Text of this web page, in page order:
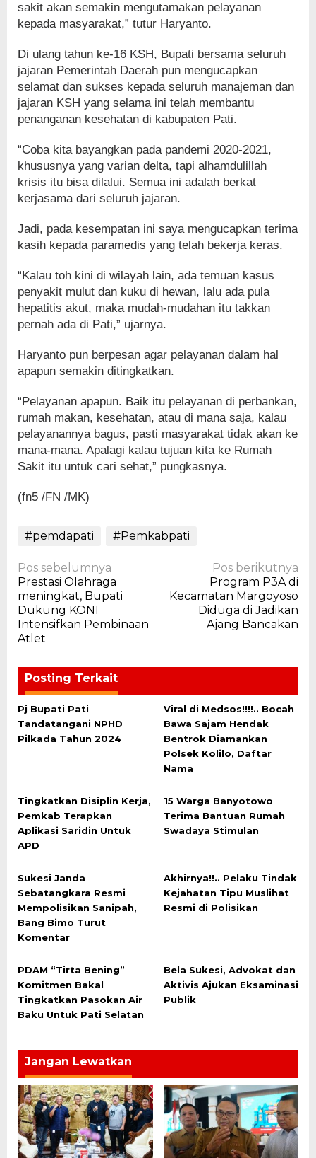
sakit akan semakin mengutamakan pelayanan
kepada masyarakat,” tutur Haryanto.
Di ulang tahun ke-16 KSH, Bupati bersama seluruh
jajaran Pemerintah Daerah pun mengucapkan
selamat dan sukses kepada seluruh manajeman dan
jajaran KSH yang selama ini telah membantu
penanganan kesehatan di kabupaten Pati.
“Coba kita bayangkan pada pandemi 2020-2021,
khususnya yang varian delta, tapi alhamdulillah
krisis itu bisa dilalui. Semua ini adalah berkat
kerjasama dari seluruh jajaran.
Jadi, pada kesempatan ini saya mengucapkan terima
kasih kepada paramedis yang telah bekerja keras.
“Kalau toh kini di wilayah lain, ada temuan kasus
penyakit mulut dan kuku di hewan, lalu ada pula
hepatitis akut, maka mudah-mudahan itu takkan
pernah ada di Pati,” ujarnya.
Haryanto pun berpesan agar pelayanan dalam hal
apapun semakin ditingkatkan.
“Pelayanan apapun. Baik itu pelayanan di perbankan,
rumah makan, kesehatan, atau di mana saja, kalau
pelayanannya bagus, pasti masyarakat tidak akan ke
mana-mana. Apalagi kalau tujuan kita ke Rumah
Sakit itu untuk cari sehat,” pungkasnya.
(fn5 /FN /MK)
#pemdapati #Pemkabpati
Navigasi
pos
Pos sebelumnya
Prestasi Olahraga
meningkat, Bupati
Dukung KONI
Intensifkan Pembinaan
Atlet
Pos berikutnya
Program P3A di
Kecamatan Margoyoso
Diduga di Jadikan
Ajang Bancakan
Posting Terkait
Pj Bupati Pati
Tandatangani NPHD
Pilkada Tahun 2024
Viral di Medsos!!!!.. Bocah
Bawa Sajam Hendak
Bentrok Diamankan
Polsek Kolilo, Daftar
Nama
Tingkatkan Disiplin Kerja,
Pemkab Terapkan
Aplikasi Saridin Untuk
APD
15 Warga Banyotowo
Terima Bantuan Rumah
Swadaya Stimulan
Sukesi Janda
Sebatangkara Resmi
Mempolisikan Sanipah,
Bang Bimo Turut
Komentar
Akhirnya!!.. Pelaku Tindak
Kejahatan Tipu Muslihat
Resmi di Polisikan
PDAM “Tirta Bening”
Komitmen Bakal
Tingkatkan Pasokan Air
Baku Untuk Pati Selatan
Bela Sukesi, Advokat dan
Aktivis Ajukan Eksaminasi
Publik
Jangan Lewatkan